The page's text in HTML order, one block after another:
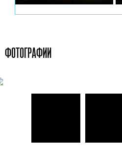
ФОТОГРАФИИ